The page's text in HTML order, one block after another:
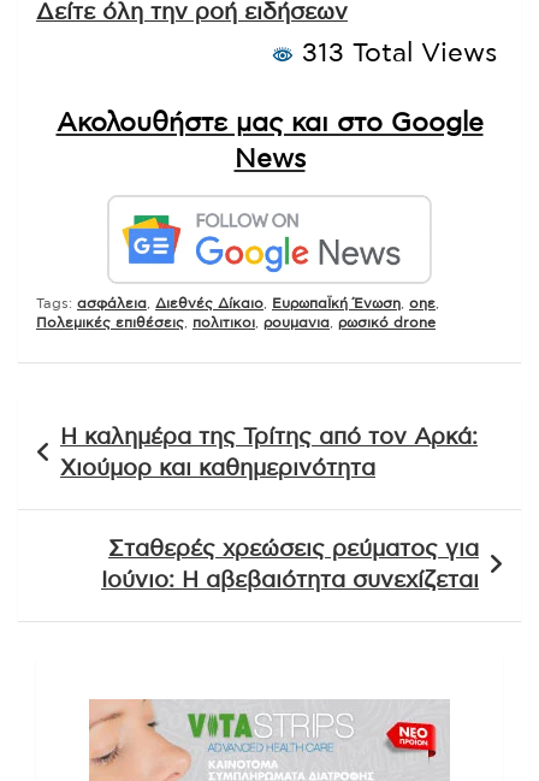
Δείτε όλη την ροή ειδήσεων
313 Total Views
Ακολουθήστε μας και στο Google
News
Tags: ασφάλεια Διεθνές Δίκαιο ΕυρωπαΪκή Ένωση οηε
Πολεμικές επιθέσεις
πολιτικοι ρουμανια ρωσικό drone
άρθρων
Η καλημέρα της Τρίτης από τον Αρκά:
Χιούμορ και καθημερινότητα
Σταθερές χρεώσεις ρεύματος για
Ιούνιο: Η αβεβαιότητα συνεχίζεται